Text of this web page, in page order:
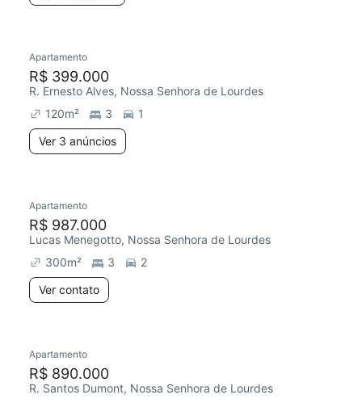
Chegou este mês
Apartamento
R$ 399.000
R. Ernesto Alves, Nossa Senhora de Lourdes
120m² 3
1
Ver 3 anúncios
Redecorar
Apartamento
R$ 987.000
Lucas Menegotto, Nossa Senhora de Lourdes
300m² 3
2
Ver contato
Redecorar
Apartamento
R$ 890.000
R. Santos Dumont, Nossa Senhora de Lourdes